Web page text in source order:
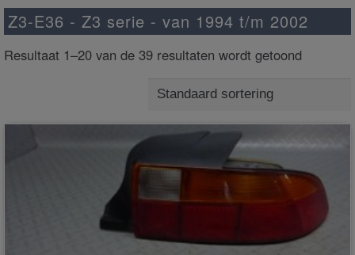
Z3-E36 - Z3 serie - van 1994 t/m 2002
Resultaat 1–20 van de 39 resultaten wordt getoond